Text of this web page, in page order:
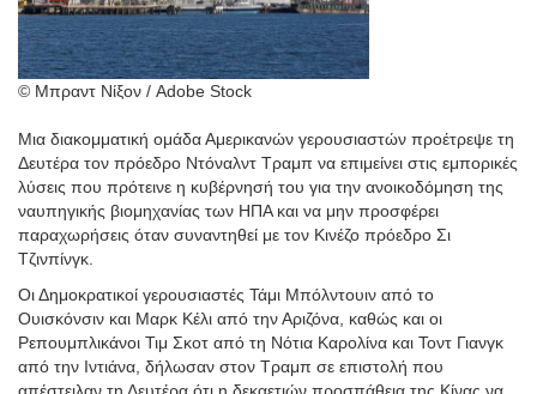
© Μπραντ Νίξον / Adobe Stock
Μια διακομματική ομάδα Αμερικανών γερουσιαστών προέτρεψε τη
Δευτέρα τον πρόεδρο Ντόναλντ Τραμπ να επιμείνει στις εμπορικές
λύσεις που πρότεινε η κυβέρνησή του για την ανοικοδόμηση της
ναυπηγικής βιομηχανίας των ΗΠΑ και να μην προσφέρει
παραχωρήσεις όταν συναντηθεί με τον Κινέζο πρόεδρο Σι
Τζινπίνγκ.
Οι Δημοκρατικοί γερουσιαστές Τάμι Μπόλντουιν από το
Ουισκόνσιν και Μαρκ Κέλι από την Αριζόνα, καθώς και οι
Ρεπουμπλικάνοι Τιμ Σκοτ από τη Νότια Καρολίνα και Τοντ Γιανγκ
από την Ιντιάνα, δήλωσαν στον Τραμπ σε επιστολή που
απέστειλαν τη Δευτέρα ότι η δεκαετιών προσπάθεια της Κίνας να